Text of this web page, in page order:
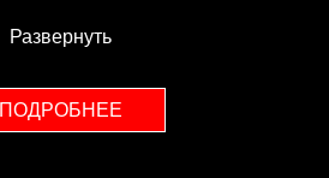
Развернуть
ПОДРОБНЕЕ